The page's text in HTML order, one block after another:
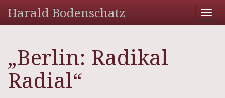
Harald Bodenschatz
„Berlin: Radikal
Radial“